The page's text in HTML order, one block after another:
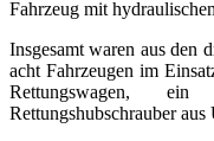
Fahrzeug mit
Insgesamt waren aus den
acht Fahrzeugen im
Rettungswagen, ein
Rettungshubschrauber aus